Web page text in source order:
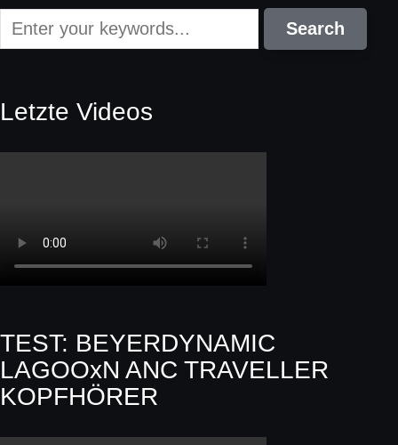
Letzte Videos
TEST: BEYERDYNAMIC
LAGOOxN ANC TRAVELLER
KOPFHÖRER